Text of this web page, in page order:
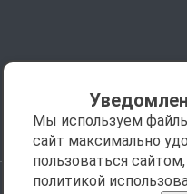
Мы используем
сайт максимально
пользоваться
политикой